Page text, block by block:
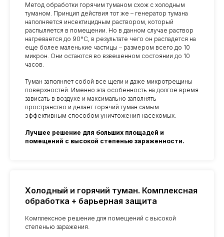
Метод обработки горячим туманом схож с холодным
туманом. Принцип действия тот же – генератор тумана
наполняется инсектицидным раствором, который
распыляется в помещении. Но в данном случае раствор
нагревается до 90°C, в результате чего он распадется на
еще более маленькие частицы – размером всего до 10
микрон. Они остаются во взвешенном состоянии до 10
часов.
Туман заполняет собой все щели и даже микротрещины
поверхностей. Именно эта особенность на долгое время
зависать в воздухе и максимально заполнять
пространство и делает горячий туман самым
эффективным способом уничтожения насекомых.
Лучшее решение для больших площадей и
помещений с высокой степенью зараженности.
Холодный и горячий туман. Комплексная
обработка + барьерная защита
Комплексное решение для помещений с высокой
степенью заражения.